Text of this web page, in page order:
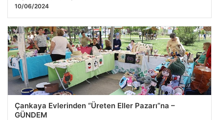
10/06/2024
Çankaya Evlerinden “Üreten Eller Pazarı”na –
GÜNDEM